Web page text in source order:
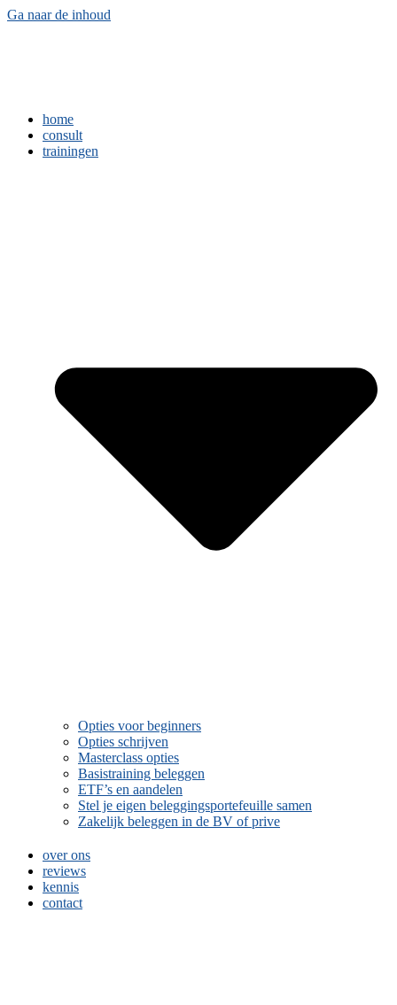
Ga naar de inhoud
home
consult
trainingen
Opties voor beginners
Opties schrijven
Masterclass opties
Basistraining beleggen
ETF’s en aandelen
Stel je eigen beleggingsportefeuille samen
Zakelijk beleggen in de BV of prive
over ons
reviews
kennis
contact